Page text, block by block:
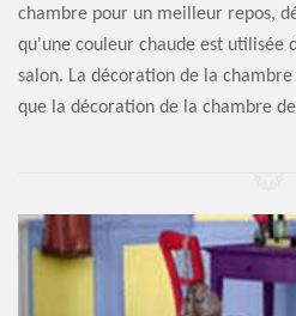
chambre pour un meilleur repos,
qu'une couleur chaude est utilisée
salon. La décoration de la
que la décoration de la chambre